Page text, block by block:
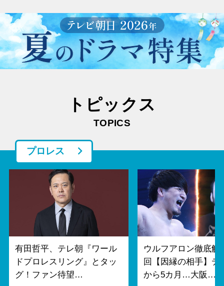
トピックス
TOPICS
プロレス
有田哲平、テレ朝『ワール
ドプロレスリング』とタッ
グ！ファン待望…
ウルフアロン徹底解
回【因縁の相手】デ
から5カ月…大阪…